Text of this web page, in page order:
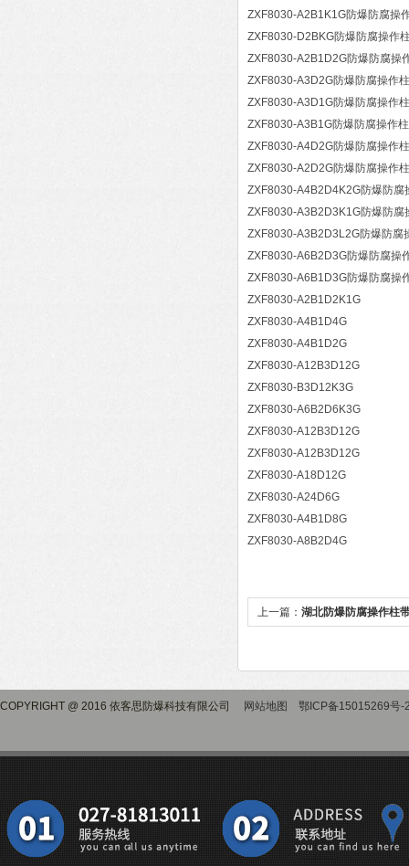
ZXF8030-A2B1K1G防爆防腐操
ZXF8030-D2BKG防爆防腐操作
ZXF8030-A2B1D2G防爆防腐操
ZXF8030-A3D2G防爆防腐操作柱
ZXF8030-A3D1G防爆防腐操作柱
ZXF8030-A3B1G防爆防腐操作柱
ZXF8030-A4D2G防爆防腐操作柱
ZXF8030-A2D2G防爆防腐操作柱
ZXF8030-A4B2D4K2G防爆防腐
ZXF8030-A3B2D3K1G防爆防腐
ZXF8030-A3B2D3L2G防爆防腐
ZXF8030-A6B2D3G防爆防腐操
ZXF8030-A6B1D3G防爆防腐操
ZXF8030-A2B1D2K1G
ZXF8030-A4B1D4G
ZXF8030-A4B1D2G
ZXF8030-A12B3D12G
ZXF8030-B3D12K3G
ZXF8030-A6B2D6K3G
ZXF8030-A12B3D12G
ZXF8030-A12B3D12G
ZXF8030-A18D12G
ZXF8030-A24D6G
ZXF8030-A4B1D8G
ZXF8030-A8B2D4G
上一篇： 湖北防爆防腐操作柱
COPYRIGHT @ 2016 依客思防爆科技有限公司 网站地图 鄂ICP备15015269号-